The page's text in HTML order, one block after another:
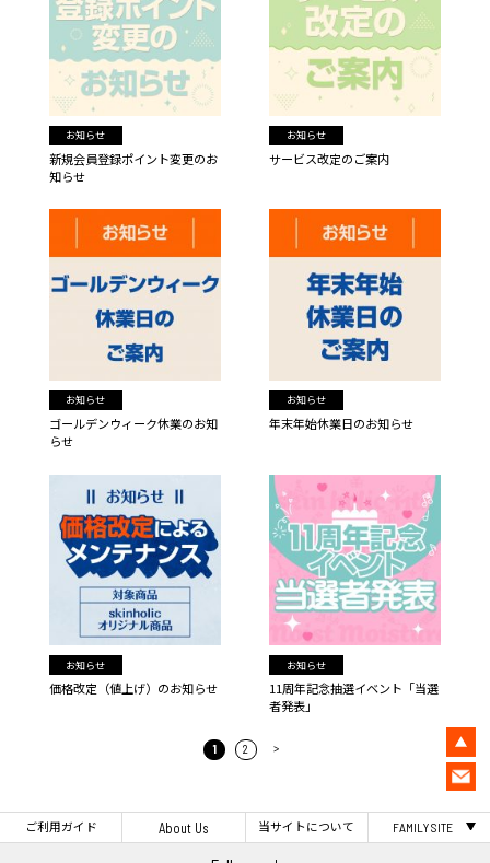
お知らせ
新規会員登録ポイント変更のお
知らせ
お知らせ
サービス改定のご案内
お知らせ
ゴールデンウィーク休業のお知
らせ
お知らせ
年末年始休業日のお知らせ
お知らせ
価格改定（値上げ）のお知らせ
お知らせ
11周年記念抽選イベント「当選
者発表」
1 2 >
ご利用ガイド About Us 当サイトについて FAMILY SITE